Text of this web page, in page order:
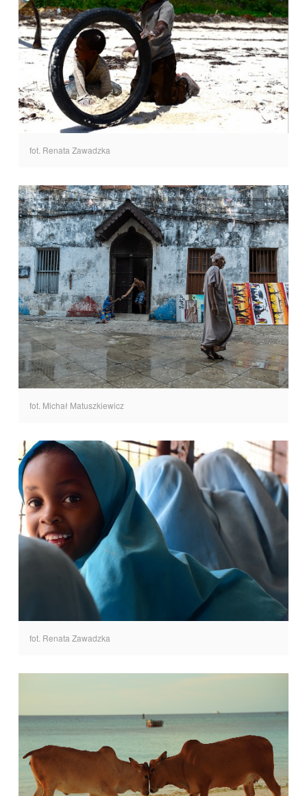
fot. Renata Zawadzka
fot. Michał Matuszkiewicz
fot. Renata Zawadzka